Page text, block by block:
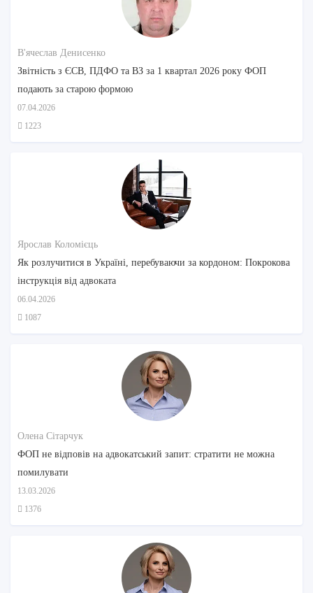
В'ячеслав Денисенко
Звітність з ЄСВ, ПДФО та ВЗ за 1 квартал 2026 року ФОП
подають за старою формою
07.04.2026
1223
Ярослав Коломієць
Як розлучитися в Україні, перебуваючи за кордоном: Покрокова
інструкція від адвоката
06.04.2026
1087
Олена Сітарчук
ФОП не відповів на адвокатський запит: стратити не можна
помилувати
13.03.2026
1376